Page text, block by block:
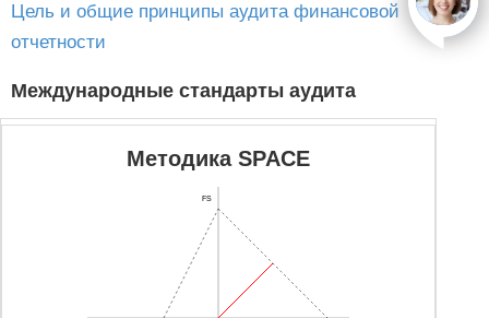
Цель и общие принципы аудита финансовой
отчетности
Международные стандарты аудита
Методика SPACE
FS
open